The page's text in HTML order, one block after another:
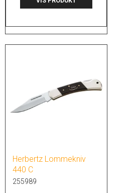
Herbertz Lommekniv
440 C
255989